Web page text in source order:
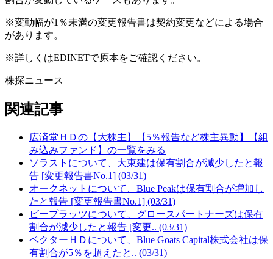
※変動幅が1％未満の変更報告書は契約変更などによる場合
があります。
※詳しくはEDINETで原本をご確認ください。
株探ニュース
関連記事
広済堂ＨＤの【大株主】【5％報告など株主異動】【組
み込みファンド】の一覧をみる
ソラストについて、大東建は保有割合が減少したと報
告 [変更報告書No.1] (03/31)
オークネットについて、Blue Peakは保有割合が増加し
たと報告 [変更報告書No.1] (03/31)
ビープラッツについて、グロースパートナーズは保有
割合が減少したと報告 [変更.. (03/31)
ベクターＨＤについて、Blue Goats Capital株式会社は保
有割合が5％を超えたと.. (03/31)